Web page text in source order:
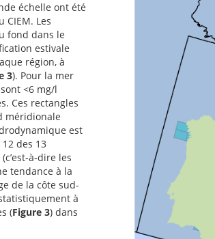
échelle ont été
Les
fond dans le
estivale
région, à
3). Pour la mer
<6 mg/l
Ces rectangles
méridionale
est
des 13
à-dire les
tendance à la
de la côte sud-
à
(Figure 3) dans